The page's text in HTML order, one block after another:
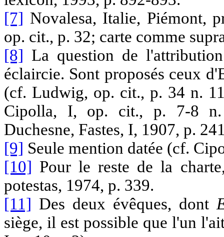
[7] Novalesa, Italie, Piémont,
op. cit., p. 32; carte comme
[8] La question de
éclaircie. Sont proposés ceux
(cf. Ludwig, op. cit., p. 34 n.
Cipolla, I, op. cit., p. 7-8 n.
Duchesne, Fastes, I, 1907, p.
[9] Seule mention datée (cf.
[10] Pour le reste de la
potestas, 1974, p. 339.
[11] Des deux évêques, dont
siège, il est possible que l'un